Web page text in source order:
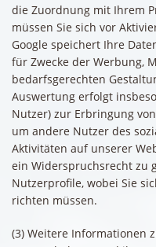
die Zuordnung mit Ihrem
müssen Sie sich vor
Google speichert Ihre
für Zwecke der Werbung,
bedarfsgerechten
Auswertung erfolgt
Nutzer) zur Erbringung
um andere Nutzer des
Aktivitäten auf unserer
ein Widerspruchsrecht zu
Nutzerprofile, wobei Sie
richten müssen.
(3) Weitere Informationen